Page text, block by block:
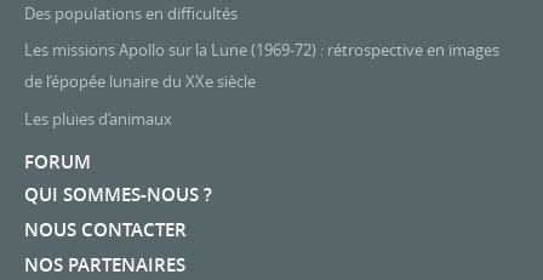
Des populations en difficultés
Les missions Apollo sur la Lune (1969-72) : rétrospective en images
de l’épopée lunaire du XXe siècle
Les pluies d’animaux
FORUM
QUI SOMMES-NOUS ?
NOUS CONTACTER
NOS PARTENAIRES